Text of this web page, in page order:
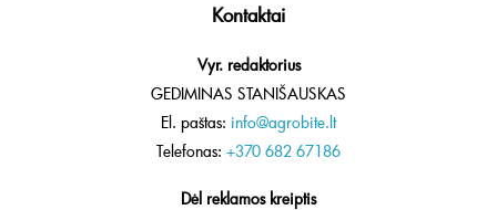
Kontaktai
Vyr. redaktorius
GEDIMINAS STANIŠAUSKAS
El. paštas: info@agrobite.lt
Telefonas: +370 682 67186
Dėl reklamos kreiptis